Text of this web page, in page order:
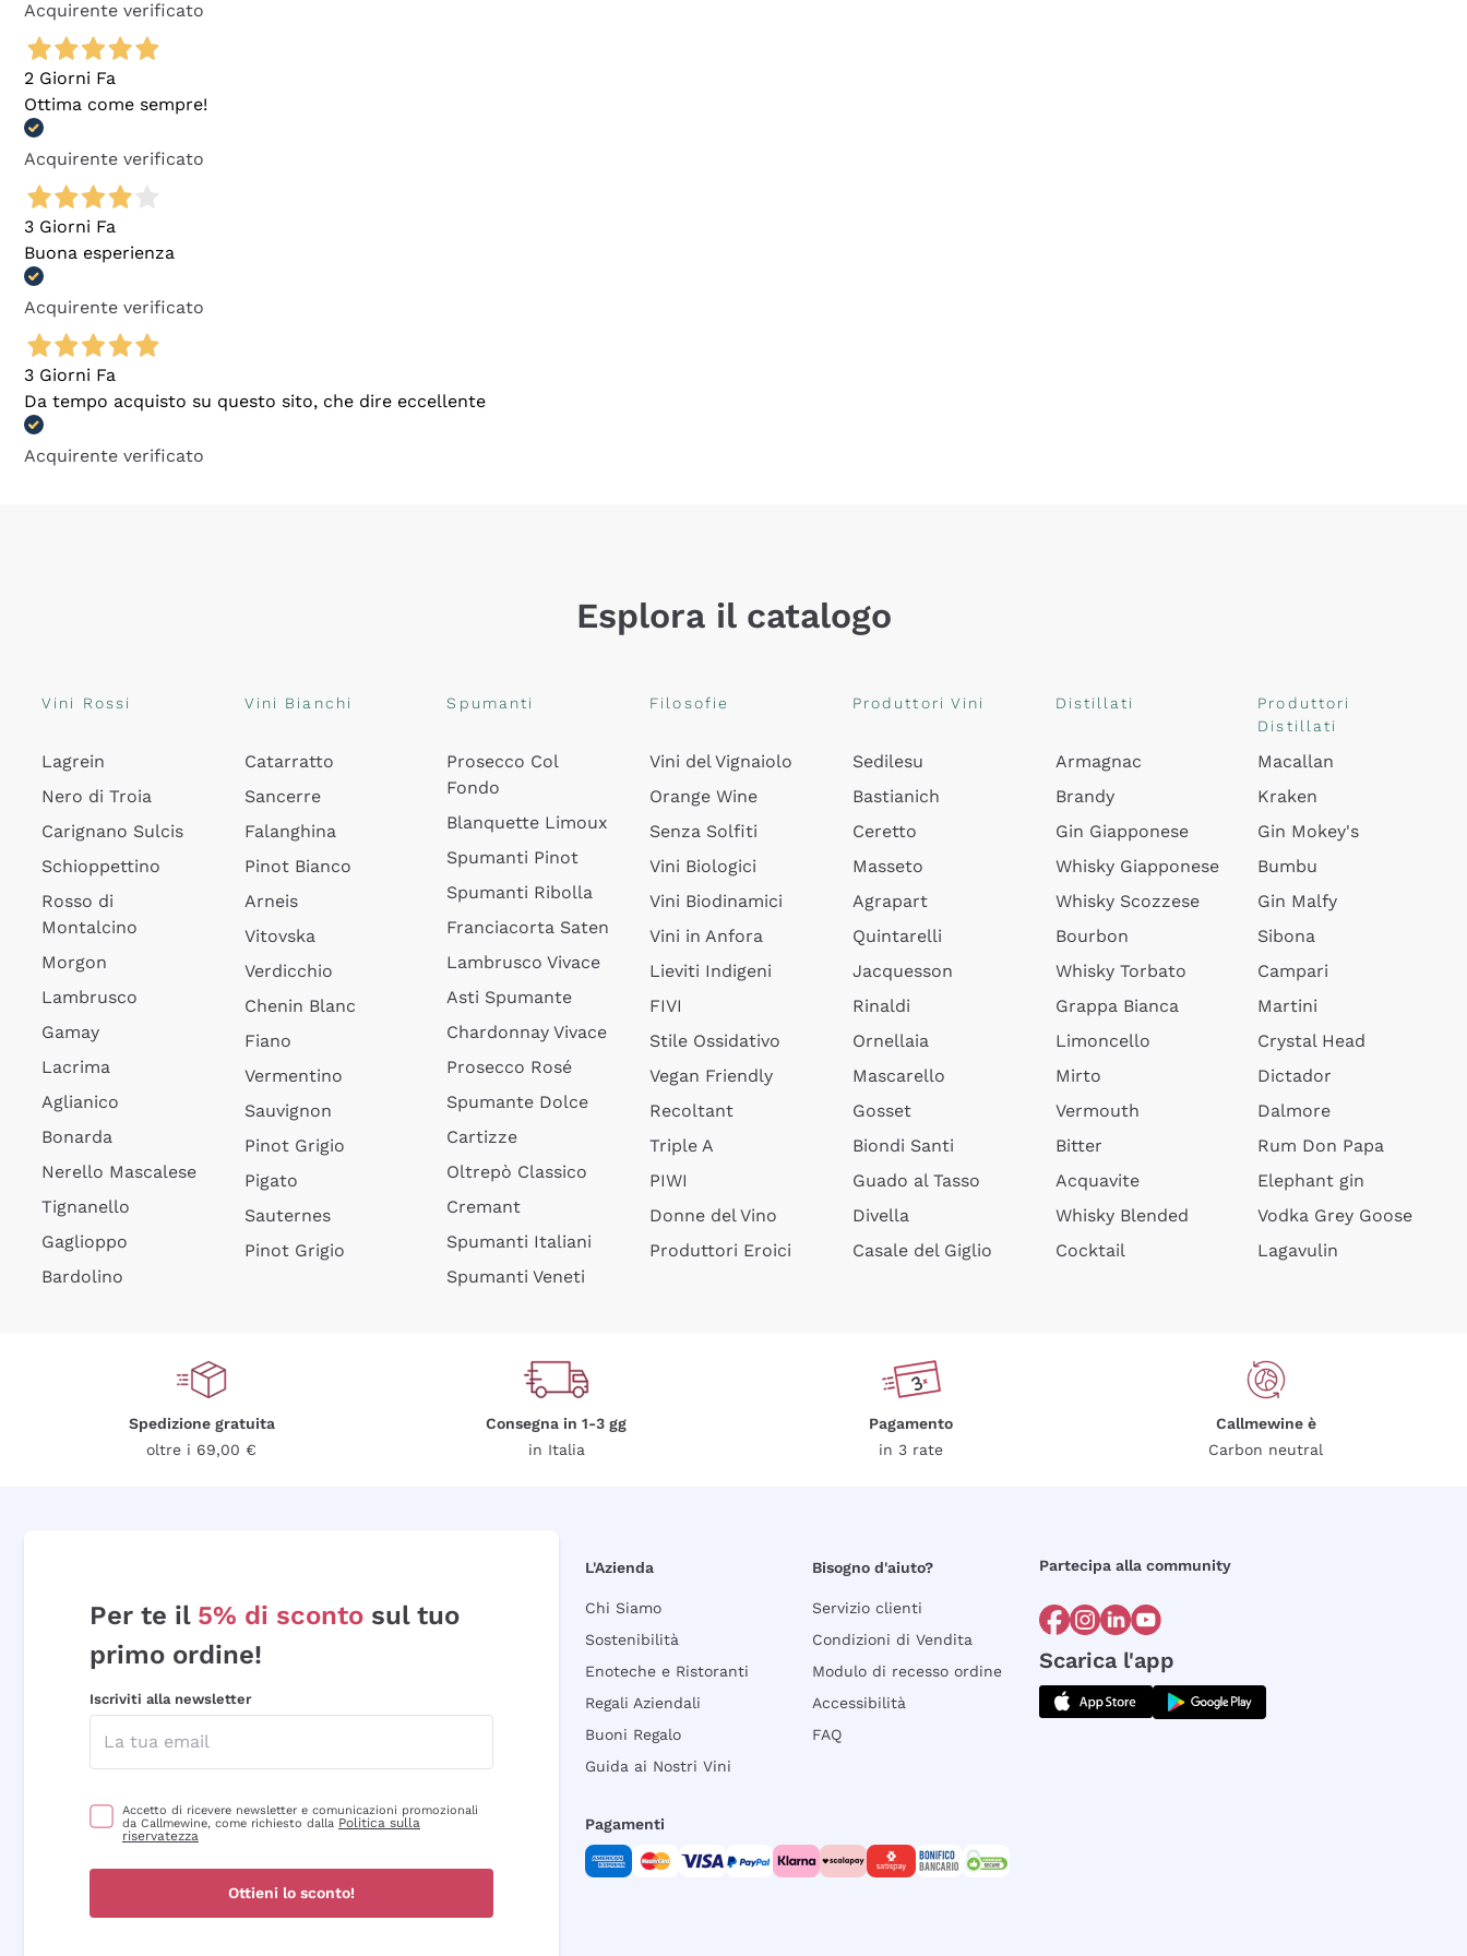
Acquirente verificato
2 Giorni Fa
Ottima come sempre!
Acquirente verificato
3 Giorni Fa
Buona esperienza
Acquirente verificato
3 Giorni Fa
Da tempo acquisto su questo sito, che dire eccellente
Acquirente verificato
Esplora il catalogo
Vini Rossi
Lagrein
Nero di Troia
Carignano Sulcis
Schioppettino
Rosso di
Montalcino
Morgon
Lambrusco
Gamay
Lacrima
Aglianico
Bonarda
Nerello Mascalese
Tignanello
Gaglioppo
Bardolino
Vini Bianchi
Catarratto
Sancerre
Falanghina
Pinot Bianco
Arneis
Vitovska
Verdicchio
Chenin Blanc
Fiano
Vermentino
Sauvignon
Pinot Grigio
Pigato
Sauternes
Pinot Grigio
Spumanti
Prosecco Col
Fondo
Blanquette Limoux
Spumanti Pinot
Spumanti Ribolla
Franciacorta Saten
Lambrusco Vivace
Asti Spumante
Chardonnay Vivace
Prosecco Rosé
Spumante Dolce
Cartizze
Oltrepò Classico
Cremant
Spumanti Italiani
Spumanti Veneti
Filosofie
Vini del Vignaiolo
Orange Wine
Senza Solfiti
Vini Biologici
Vini Biodinamici
Vini in Anfora
Lieviti Indigeni
FIVI
Stile Ossidativo
Vegan Friendly
Recoltant
Triple A
PIWI
Donne del Vino
Produttori Eroici
Produttori Vini
Sedilesu
Bastianich
Ceretto
Masseto
Agrapart
Quintarelli
Jacquesson
Rinaldi
Ornellaia
Mascarello
Gosset
Biondi Santi
Guado al Tasso
Divella
Casale del Giglio
Distillati
Armagnac
Brandy
Gin Giapponese
Whisky Giapponese
Whisky Scozzese
Bourbon
Whisky Torbato
Grappa Bianca
Limoncello
Mirto
Vermouth
Bitter
Acquavite
Whisky Blended
Cocktail
Produttori
Distillati
Macallan
Kraken
Gin Mokey's
Bumbu
Gin Malfy
Sibona
Campari
Martini
Crystal Head
Dictador
Dalmore
Rum Don Papa
Elephant gin
Vodka Grey Goose
Lagavulin
Spedizione gratuita
oltre i 69,00 €
Consegna in 1-3 gg
in Italia
Pagamento
in 3 rate
Callmewine è
Carbon neutral
Per te il 5% di sconto sul tuo
primo ordine!
Iscriviti alla newsletter
Accetto di ricevere newsletter e comunicazioni promozionali
da Callmewine, come richiesto dalla Politica sulla
riservatezza
Ottieni lo sconto!
L'Azienda
Chi Siamo
Sostenibilità
Enoteche e Ristoranti
Regali Aziendali
Buoni Regalo
Guida ai Nostri Vini
Bisogno d'aiuto?
Servizio clienti
Condizioni di Vendita
Modulo di recesso ordine
Accessibilità
FAQ
Partecipa alla community
Scarica l'app
Pagamenti